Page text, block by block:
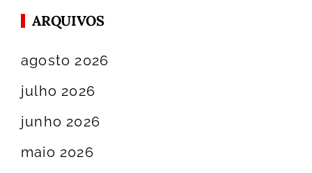
ARQUIVOS
agosto 2026
julho 2026
junho 2026
maio 2026